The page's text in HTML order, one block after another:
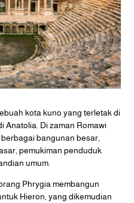
kota kuno yang terletak di
Anatolia. Di zaman Romawi
bangunan besar,
pemukiman penduduk
umum.
Phrygia membangun
Hieron, yang dikemudian